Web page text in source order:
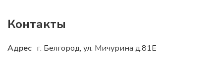
Контакты
Адрес г. Белгород, ул. Мичурина д.81Е